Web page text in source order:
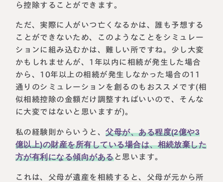
ら控除することができます。
ただ、実際に人がいつ亡くなるかは、誰も予想する
ことができないため、このようなことをシミュレー
ションに組み込むかは、難しい所ですね。少し大変
かもしれませんが、1年以内に相続が発生した場合
から、10年以上の相続が発生しなかった場合の11
通りのシミュレーションを創るのもおススメです(相
似相続控除の金額だけ調整すればいいので、そんな
に大変ではないと思いますが)。
私の経験則からいうと、父母が、ある程度(2億や3
億以上)の財産を所有している場合は、相続放棄した
方が有利になる傾向があると思います。
これは、父母が遺産を相続すると、父母が元から所